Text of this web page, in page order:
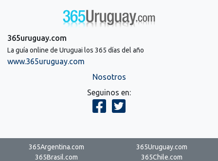
365uruguay.com
La guía online de Uruguai los 365 días del año
www.365uruguay.com
Nosotros
Seguinos en:
365Argentina.com
365Uruguay.com
365Brasil.com
365Chile.com